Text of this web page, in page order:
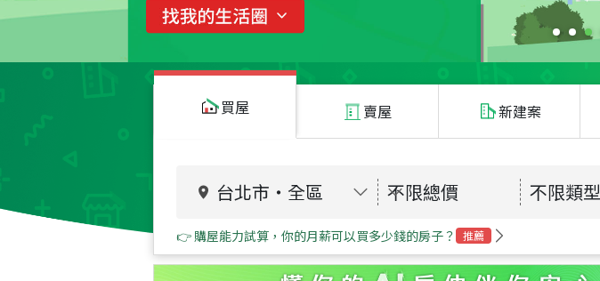
買屋 賣屋 新建案
台北市 ・ 全區 不限總價 不限類型
👉 購屋能力試算，你的月薪可以買多少錢的房子？ 推薦